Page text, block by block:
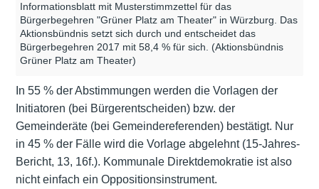
Informationsblatt mit Musterstimmzettel für das
Bürgerbegehren "Grüner Platz am Theater" in Würzburg. Das
Aktionsbündnis setzt sich durch und entscheidet das
Bürgerbegehren 2017 mit 58,4 % für sich. (Aktionsbündnis
Grüner Platz am Theater)
In 55 % der Abstimmungen werden die Vorlagen der
Initiatoren (bei Bürgerentscheiden) bzw. der
Gemeinderäte (bei Gemeindereferenden) bestätigt. Nur
in 45 % der Fälle wird die Vorlage abgelehnt (15-Jahres-
Bericht, 13, 16f.). Kommunale Direktdemokratie ist also
nicht einfach ein Oppositionsinstrument.